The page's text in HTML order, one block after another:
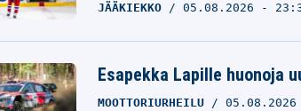
JÄÄKIEKKO 05.08.2026 -
Esapekka Lapille huonoja
MOOTTORIURHEILU 05.08.2026